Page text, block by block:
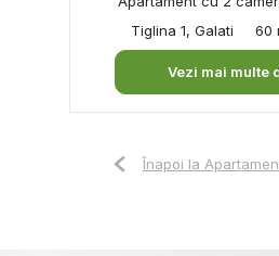
Tiglina 1, Galati
60
Vezi mai multe
Înapoi la